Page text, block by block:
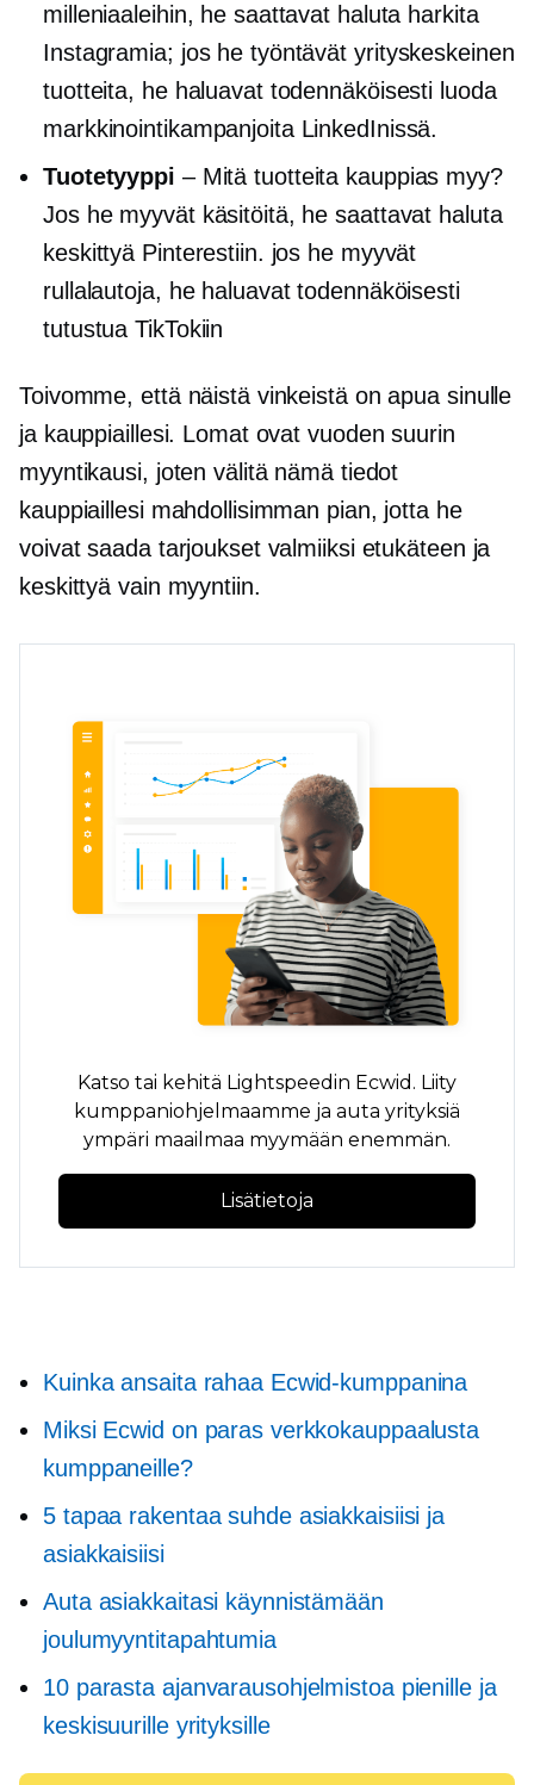
milleniaaleihin, he saattavat haluta harkita
Instagramia; jos he työntävät yrityskeskeinen
tuotteita, he haluavat todennäköisesti luoda
markkinointikampanjoita LinkedInissä.
Tuotetyyppi – Mitä tuotteita kauppias myy?
Jos he myyvät käsitöitä, he saattavat haluta
keskittyä Pinterestiin. jos he myyvät
rullalautoja, he haluavat todennäköisesti
tutustua TikTokiin
Toivomme, että näistä vinkeistä on apua sinulle
ja kauppiaillesi. Lomat ovat vuoden suurin
myyntikausi, joten välitä nämä tiedot
kauppiaillesi mahdollisimman pian, jotta he
voivat saada tarjoukset valmiiksi etukäteen ja
keskittyä vain myyntiin.
Katso tai kehitä Lightspeedin Ecwid. Liity
kumppaniohjelmaamme ja auta yrityksiä
ympäri maailmaa myymään enemmän.
Lisätietoja
Kuinka ansaita rahaa Ecwid-kumppanina
Miksi Ecwid on paras verkkokauppaalusta
kumppaneille?
5 tapaa rakentaa suhde asiakkaisiisi ja
asiakkaisiisi
Auta asiakkaitasi käynnistämään
joulumyyntitapahtumia
10 parasta ajanvarausohjelmistoa pienille ja
keskisuurille yrityksille